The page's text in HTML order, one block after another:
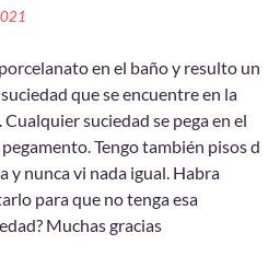
en el baño y resulto un
que se encuentre en la
suciedad se pega en el
Tengo también pisos d
y nunca vi nada igual. Habra
para que no tenga esa
Muchas gracias